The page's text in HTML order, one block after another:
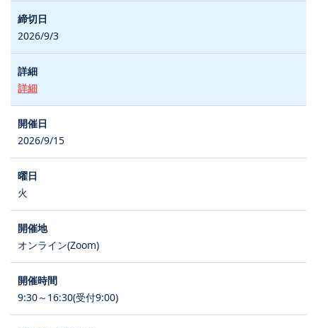
2026/9/3
詳細
2026/9/15
火
オンライン(Zoom)
9:30～16:30(受付9:00)